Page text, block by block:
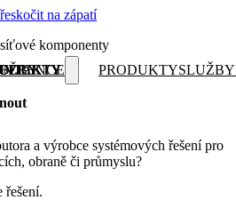
na zápatí
PRODUKTYSLUŽBY
a výrobce systémových řešení pro
obraně či průmyslu?
řešení.